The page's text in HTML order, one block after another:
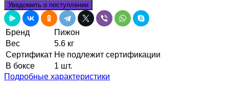
Уведомить о поступлении
Бренд
Пижон
Вес
5.6 кг
Сертификат Не подлежит сертификации
В боксе
1 шт.
Подробные характеристики